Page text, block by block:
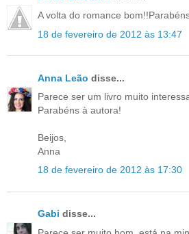
A volta do romance
18 de fevereiro de 2012 às 13:47
Anna Leão disse...
Parece ser um livro muito
Parabéns à autora!
Beijos,
Anna
18 de fevereiro de 2012 às 17:30
Gabi disse...